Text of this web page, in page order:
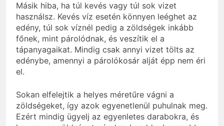
Másik hiba, ha túl kevés vagy túl sok vizet
használsz. Kevés víz esetén könnyen leéghet az
edény, túl sok víznél pedig a zöldségek inkább
főnek, mint párolódnak, és veszítik el a
tápanyagaikat. Mindig csak annyi vizet tölts az
edénybe, amennyi a párolókosár alját épp nem éri
el.
Sokan elfelejtik a helyes méretűre vágni a
zöldségeket, így azok egyenetlenül puhulnak meg.
Ezért mindig ügyelj az egyenletes darabokra, és